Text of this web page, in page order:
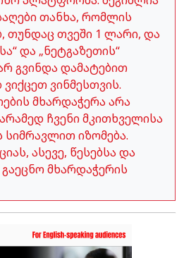
თანხა, რომლის
თუნდაც თვეში 1 ლარი, და
და „ნეტგაზეთის“
გვინდა დამატებით
ვინმესთვის.
მხარდაჭერა არა
ჩვენი მკითხველისა
იზომება.
ასევე, წესებსა და
მხარდაჭერის